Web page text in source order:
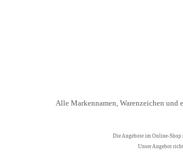
Alle Markennamen, Warenzeichen und
Die Angebote im Online-Shop
Unser Angebot